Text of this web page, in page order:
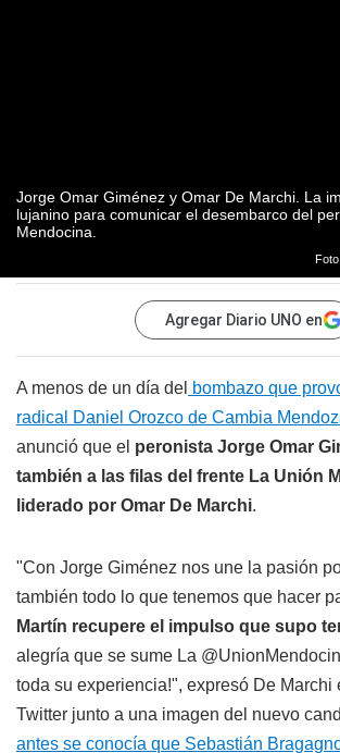
Jorge Omar Giménez y Omar De Marchi. La
lujanino para comunicar el desembarco del
Mendocina.
Agregar Diario UNO en
A menos de un día del bombazo que
radical Daniel Orozco de Cambia
anunció que el peronista Jorge Omar
también a las filas del frente La Unión
liderado por Omar De Marchi.
"Con Jorge Giménez nos une la pasión
también todo lo que tenemos que hacer
Martín recupere el impulso que supo
alegría que se sume La
toda su experiencia!", expresó De Marchi
Twitter junto a una imagen del nuevo
antes se conocía que Sebastián